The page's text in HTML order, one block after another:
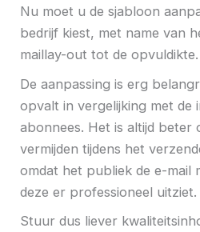
Nu moet u de sjabloon
bedrijf kiest, met name van
maillay-out tot de opvuldikte.
De aanpassing is erg
opvalt in vergelijking met de
abonnees. Het is altijd beter
vermijden tijdens het
omdat het publiek de e-mail
deze er professioneel uitziet.
Stuur dus liever